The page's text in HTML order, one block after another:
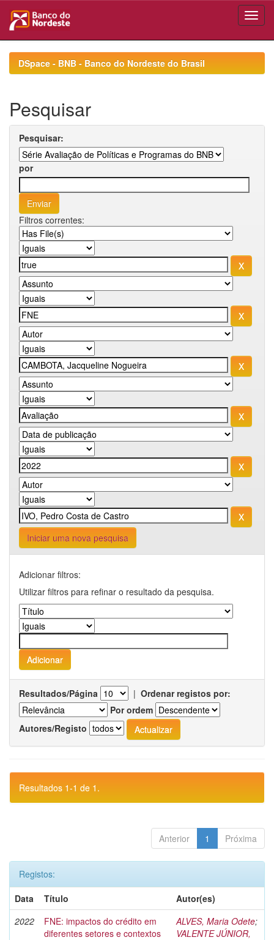
navigationDSpace - BNB - Banco do Nordeste do Brasil
Pesquisar
Pesquisar:
por
Filtros correntes:
Iniciar uma nova pesquisa
Adicionar filtros:
Utilizar filtros para refinar o resultado da pesquisa.
Resultados/Página | Ordenar registos por:
Por ordem
Autores/Registo
Resultados 1-1 de 1.
Anterior 1 Próxima
Registos:
Data
Título
Autor(es)
2022
FNE: impactos do crédito em
diferentes setores e contextos
ALVES, Maria Odete;
VALENTE JÚNIOR,